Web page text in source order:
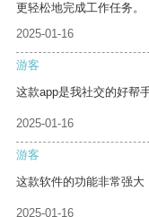
更轻松地完成工作任务。
2025-01-16
游客
这款app是我社交的好帮
2025-01-16
游客
这款软件的功能非常强大
2025-01-16